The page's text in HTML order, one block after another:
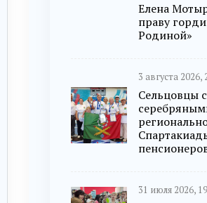
Елена
праву
Родиной»
3 августа 2026,
Сельцовцы
31 июля 2026,